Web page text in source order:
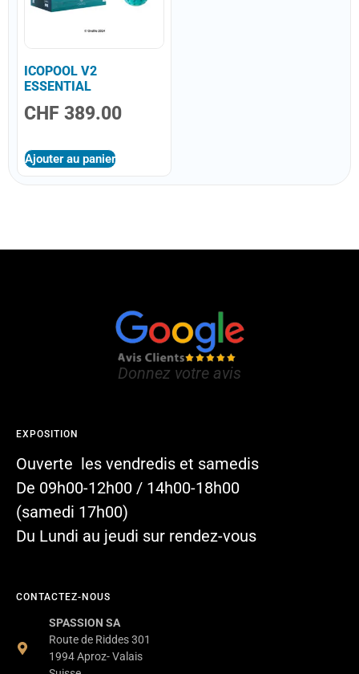
ICOPOOL V2
ESSENTIAL
CHF 389.00
Ajouter au panier
CONTACTEZ-NOUS
SPASSION SA
Route de Riddes 301
1994 Aproz- Valais
EXPOSITION
Ouverte les vendredis et samedis
De 09h00-12h00 / 14h00-18h00
(samedi 17h00)
Du Lundi au jeudi sur rendez-vous
Donnez votre avis